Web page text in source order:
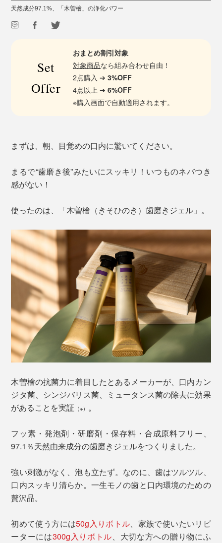
天然成分97.1%、「木曽檜」の浄化パワー
Set
Offer
おまとめ割引対象
対象商品なら組み合わせ自由！
2点購入 ➔3%OFF
4点以上 ➔6%OFF
※購入画面で自動適用されます。
まずは、朝、目覚めの口内に驚いてください。
まるで“歯磨き後”みたいにスッキリ！いつものネバつき
感がない！
使ったのは、「木曽檜（きそひのき）歯磨きジェル」。
木曽檜の抗菌力に着目したとあるメーカーが、口内カン
ジタ菌、シンジバリス菌、ミュータンス菌の除去に効果
があることを実証 （※） 。
フッ素・発泡剤・研磨剤・保存料・合成原料フリー、
97.1％天然由来成分の歯磨きジェルをつくりました。
強い刺激がなく、泡も立たず。なのに、歯はツルツル、
口内スッキリ清らか。一生モノの歯と口内環境のための
贅沢品。
初めて使う方には50g入りボトル、家族で使いたいリピ
ーターには300g入りボトル、大切な方への贈り物にふ